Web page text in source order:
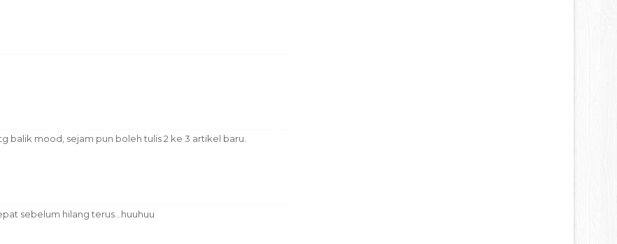
balik mood, sejam pun boleh tulis 2 ke 3 artikel baru.
sebelum hilang terus...huuhuu